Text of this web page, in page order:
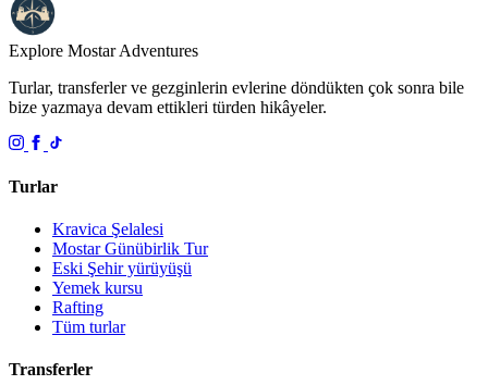
Explore MostarAdventures
Turlar, transferler ve gezginlerin evlerine döndükten çok sonra bile
bize yazmaya devam ettikleri türden hikâyeler.
Turlar
Kravica Şelalesi
Mostar Günübirlik Tur
Eski Şehir yürüyüşü
Yemek kursu
Rafting
Tüm turlar
Transferler